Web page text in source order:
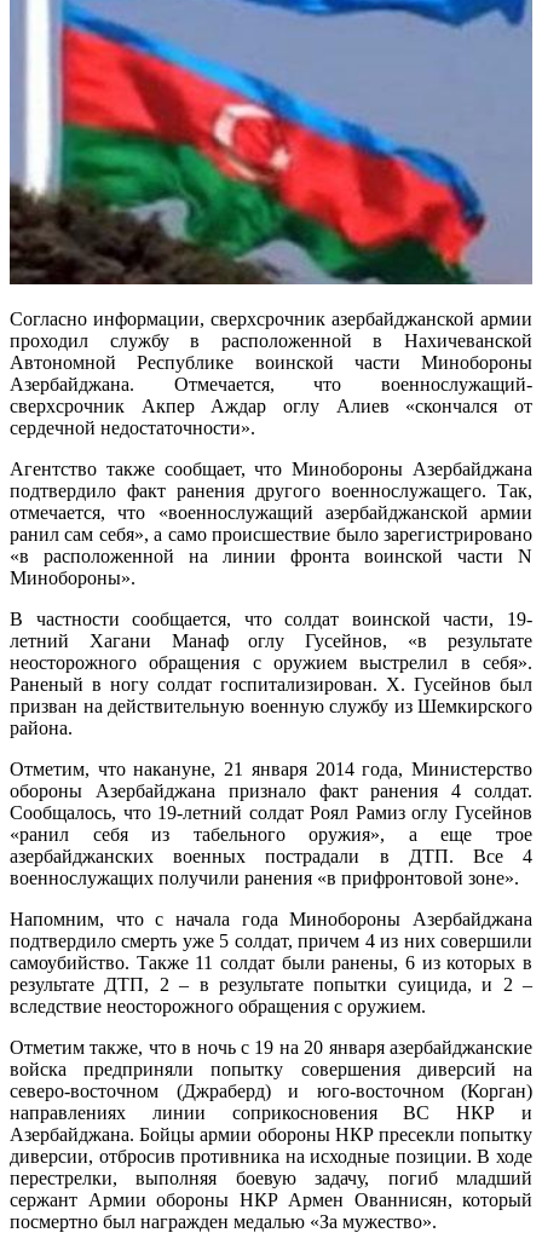
Согласно информации, сверхсрочник азербайджанской армии
проходил службу в расположенной в Нахичеванской
Автономной Республике воинской части Минобороны
Азербайджана. Отмечается, что военнослужащий-
сверхсрочник Акпер Аждар оглу Алиев «скончался от
сердечной недостаточности».
Агентство также сообщает, что Минобороны Азербайджана
подтвердило факт ранения другого военнослужащего. Так,
отмечается, что «военнослужащий азербайджанской армии
ранил сам себя», а само происшествие было зарегистрировано
«в расположенной на линии фронта воинской части N
Минобороны».
В частности сообщается, что солдат воинской части, 19-
летний Хагани Манаф оглу Гусейнов, «в результате
неосторожного обращения с оружием выстрелил в себя».
Раненый в ногу солдат госпитализирован. Х. Гусейнов был
призван на действительную военную службу из Шемкирского
района.
Отметим, что накануне, 21 января 2014 года, Министерство
обороны Азербайджана признало факт ранения 4 солдат.
Сообщалось, что 19-летний солдат Роял Рамиз оглу Гусейнов
«ранил себя из табельного оружия», а еще трое
азербайджанских военных пострадали в ДТП. Все 4
военнослужащих получили ранения «в прифронтовой зоне».
Напомним, что с начала года Минобороны Азербайджана
подтвердило смерть уже 5 солдат, причем 4 из них совершили
самоубийство. Также 11 солдат были ранены, 6 из которых в
результате ДТП, 2 – в результате попытки суицида, и 2 –
вследствие неосторожного обращения с оружием.
Отметим также, что в ночь с 19 на 20 января азербайджанские
войска предприняли попытку совершения диверсий на
северо-восточном (Джраберд) и юго-восточном (Корган)
направлениях линии соприкосновения ВС НКР и
Азербайджана. Бойцы армии обороны НКР пресекли попытку
диверсии, отбросив противника на исходные позиции. В ходе
перестрелки, выполняя боевую задачу, погиб младший
сержант Армии обороны НКР Армен Ованнисян, который
посмертно был награжден медалью «За мужество».